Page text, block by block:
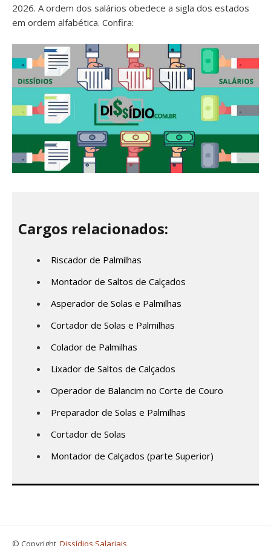
2026. A ordem dos salários obedece a sigla dos estados
em ordem alfabética. Confira:
Cargos relacionados:
Riscador de Palmilhas
Montador de Saltos de Calçados
Asperador de Solas e Palmilhas
Cortador de Solas e Palmilhas
Colador de Palmilhas
Lixador de Saltos de Calçados
Operador de Balancim no Corte de Couro
Preparador de Solas e Palmilhas
Cortador de Solas
Montador de Calçados (parte Superior)
© Copyright, Dissídios Salariais